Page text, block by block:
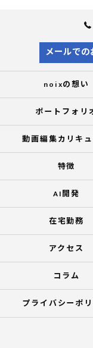
メールで
noixの想い
ポートフォリ
動画編集カリキ
特徴
AI開発
在宅勤務
アクセス
コラム
プライバシーポ